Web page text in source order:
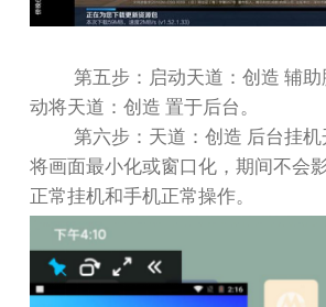
第五步：启动天道：创造 辅助
动将天道：创造 置于后台。
第六步：天道：创造 后台挂
将画面最小化或窗口化，期间不会
正常挂机和手机正常操作。